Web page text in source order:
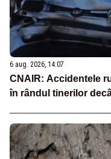
6 aug. 2026, 14:07
CNAIR: Accidentele
în rândul tinerilor